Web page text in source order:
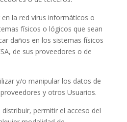
la red virus informáticos o
físicos o lógicos que sean
daños en los sistemas físicos
de sus proveedores o de
y/o manipular los datos de
y otros Usuarios.
permitir el acceso del